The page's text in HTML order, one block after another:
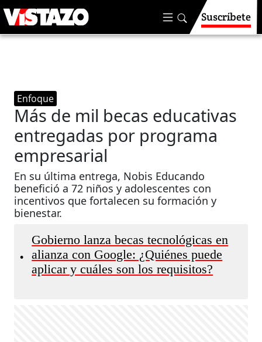
Suscríbete
Enfoque
Más de mil becas educativas
entregadas por programa
empresarial
En su última entrega, Nobis Educando
benefició a 72 niños y adolescentes con
incentivos que fortalecen su formación y
bienestar.
•
Gobierno lanza becas tecnológicas en
alianza con Google: ¿Quiénes puede
aplicar y cuáles son los requisitos?